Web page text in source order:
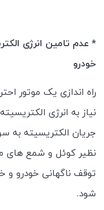
* عدم تامین انرژی
خودرو
راه‌ اندازی یک موتور
نیاز به انرژی
جریان الکتریسیته
نظیر کوئل و شمع‌ های
توقف ناگهانی خودرو
شود.